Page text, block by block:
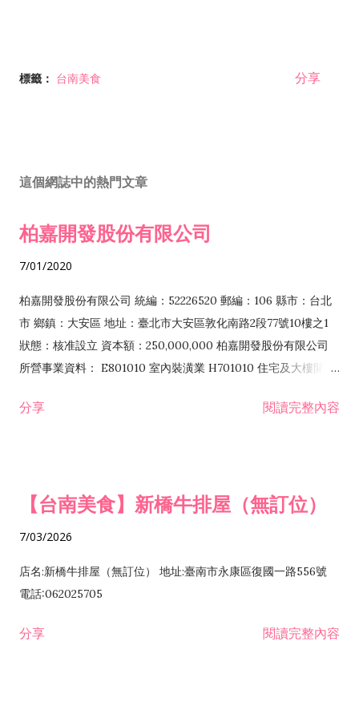
標籤： 台南美食 分享
這個網誌中的熱門文章
柏嘉開發股份有限公司
7/01/2020
柏嘉開發股份有限公司 統編：52226520 郵編：106 縣市：台北
市 鄉鎮：大安區 地址：臺北市大安區敦化南路2段77號10樓之1
狀態：核准設立 資本額：250,000,000 柏嘉開發股份有限公司
所營事業資料： E801010 室內裝潢業 H701010 住宅及大樓開發
發業 H703090 不動產買賣業 H703100 不動產租賃業 I503010
分享 閱讀完整內容
【台南美食】新橋牛排屋（無訂位）
7/03/2026
店名:新橋牛排屋（無訂位） 地址:臺南市永康區復國一路556號
電話:062025705
分享 閱讀完整內容